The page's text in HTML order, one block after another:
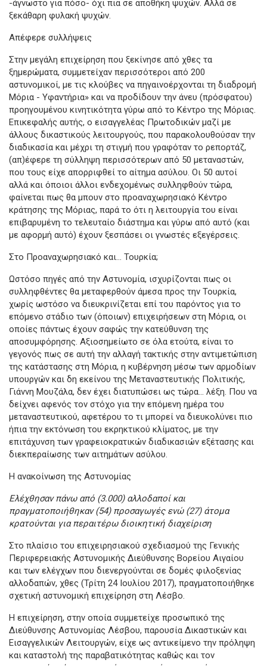
-άγνωστο για πόσο- όχι πια σε αποθήκη ψυχών. Αλλά σε
ξεκάθαρη φυλακή ψυχών.
Απέφερε συλλήψεις
Στην μεγάλη επιχείρηση που ξεκίνησε από χθες τα
ξημερώματα, συμμετείχαν περισσότεροι από 200
αστυνομικοί, με τις κλούβες να πηγαινοέρχονται τη διαδρομή
Μόρια - Υφαντήρια» και να προδίδουν την άνευ (πρόσφατου)
προηγουμένου κινητικότητα γύρω από το Κέντρο της Μόριας.
Επικεφαλής αυτής, ο εισαγγελέας Πρωτοδικών μαζί με
άλλους δικαστικούς λειτουργούς, που παρακολουθούσαν την
διαδικασία και μέχρι τη στιγμή που γραφόταν το ρεπορτάζ,
(απ)έφερε τη σύλληψη περισσότερων από 50 μεταναστών,
που τους είχε απορριφθεί το αίτημα ασύλου. Οι 50 αυτοί
αλλά και όποιοι άλλοι ενδεχομένως συλληφθούν τώρα,
φαίνεται πως θα μπουν στο προαναχωρησιακό Κέντρο
κράτησης της Μόριας, παρά το ότι η λειτουργία του είναι
επιβαρυμένη το τελευταίο διάστημα και γύρω από αυτό (και
με αφορμή αυτό) έχουν ξεσπάσει οι γνωστές εξεγέρσεις.
Στο Προαναχωρησιακό και… Τουρκία;
Ωστόσο πηγές από την Αστυνομία, ισχυρίζονται πως οι
συλληφθέντες θα μεταφερθούν άμεσα προς την Τουρκία,
χωρίς ωστόσο να διευκρινίζεται επί του παρόντος για το
επόμενο στάδιο των (όποιων) επιχειρήσεων στη Μόρια, οι
οποίες πάντως έχουν σαφώς την κατεύθυνση της
αποσυμφόρησης. Αξιοσημείωτο σε όλα ετούτα, είναι το
γεγονός πως σε αυτή την αλλαγή τακτικής στην αντιμετώπιση
της κατάστασης στη Μόρια, η κυβέρνηση μέσω των αρμοδίων
υπουργών και δη εκείνου της Μεταναστευτικής Πολιτικής,
Γιάννη Μουζάλα, δεν έχει διατυπώσει ως τώρα… λέξη. Που να
δείχνει αφενός τον στόχο για την επόμενη ημέρα του
μεταναστευτικού, αφετέρου το τι μπορεί να διευκολύνει πιο
ήπια την εκτόνωση του εκρηκτικού κλίματος, με την
επιτάχυνση των γραφειοκρατικών διαδικασιών εξέτασης και
διεκπεραίωσης των αιτημάτων ασύλου.
Η ανακοίνωση της Αστυνομίας
Ελέχθησαν πάνω από (3.000) αλλοδαποί και
πραγματοποιήθηκαν (54) προσαγωγές ενώ (27) άτομα
κρατούνται για περαιτέρω διοικητική διαχείριση
Στο πλαίσιο του επιχειρησιακού σχεδιασμού της Γενικής
Περιφερειακής Αστυνομικής Διεύθυνσης Βορείου Αιγαίου
και των ελέγχων που διενεργούνται σε δομές φιλοξενίας
αλλοδαπών, χθες (Τρίτη 24 Ιουλίου 2017), πραγματοποιήθηκε
σχετική αστυνομική επιχείρηση στη Λέσβο.
Η επιχείρηση, στην οποία συμμετείχε προσωπικό της
Διεύθυνσης Αστυνομίας Λέσβου, παρουσία Δικαστικών και
Εισαγγελικών Λειτουργών, είχε ως αντικείμενο την πρόληψη
και καταστολή της παραβατικότητας καθώς και τον